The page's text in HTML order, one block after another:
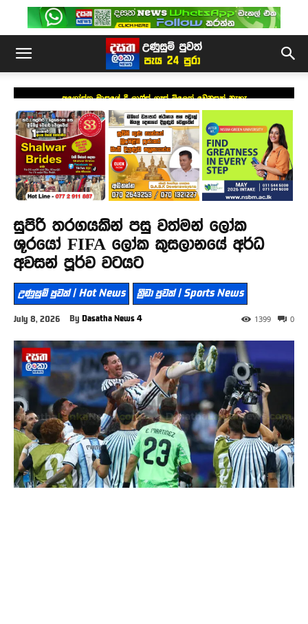
අගෝස්තු මාසයේ දී ලාෆ්ස් ගෑස් මිලෙත් වෙනසක් නැහැ
සුපිරි තරගයකින් පසු වත්මන් ලෝක
ශූරයෝ FIFA ලෝක කුසලානයේ අර්ධ
අවසන් පූර්ව වටයට
උණුසුම් පුවත් | Hot News ක්‍රීඩා පුවත් | Sports News
July 8, 2026 By Dasatha News 4 0
1399